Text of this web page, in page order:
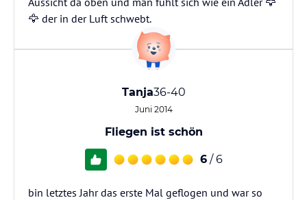
🦅 der in der Luft schwebt.
Tanja36-40
Juni 2014
Fliegen ist schön
6 / 6
bin letztes Jahr das erste Mal geflogen und war so